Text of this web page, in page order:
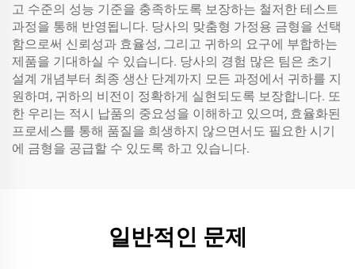
고 수준의 성능 기준을 충족하도록 보장하는 철저한 테스트
과정을 통해 반영됩니다. 당사의 맞춤형 가정용 금형을 선택
함으로써 신뢰성과 효율성, 그리고 귀하의 요구에 부합하는
제품을 기대하실 수 있습니다. 당사의 경험 많은 팀은 초기
설계 개념부터 최종 생산 단계까지 모든 과정에서 귀하를 지
원하며, 귀하의 비전이 정확하게 실현되도록 보장합니다. 또
한 우리는 적시 납품의 중요성을 이해하고 있으며, 효율화된
프로세스를 통해 품질을 희생하지 않으면서도 필요한 시기
에 금형을 공급할 수 있도록 하고 있습니다.
일반적인 문제